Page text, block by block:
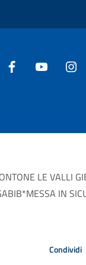
LE VALLI
IN
Condividi